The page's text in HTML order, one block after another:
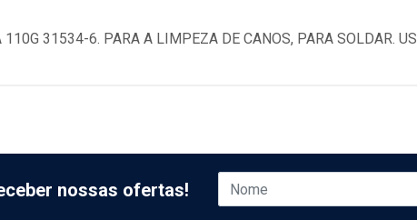
110G 31534-6. PARA A LIMPEZA DE CANOS, PARA SOLDAR.
nossas ofertas!